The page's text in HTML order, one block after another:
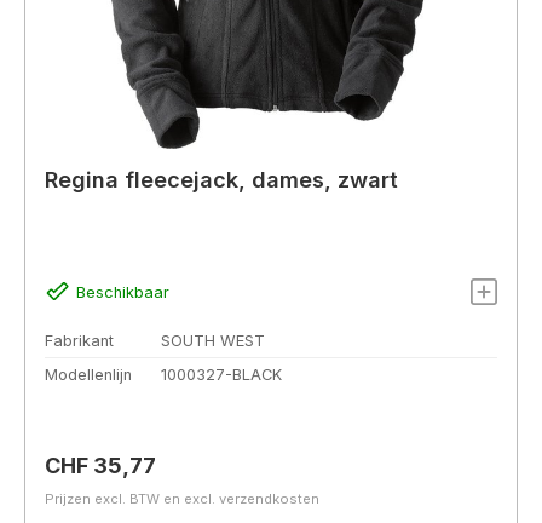
Regina fleecejack, dames, zwart
Beschikbaar
Fabrikant
SOUTH WEST
Modellenlijn
1000327-BLACK
Normale prijs:
CHF 35,77
Prijzen excl. BTW en excl. verzendkosten